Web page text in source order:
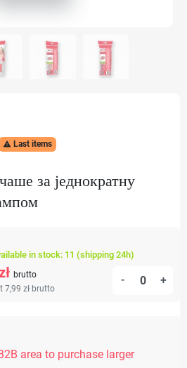
 Last items
за једнократну
in stock: 11 (shipping 24h)
brutto
7,99 zł brutto
- +
area to purchase larger